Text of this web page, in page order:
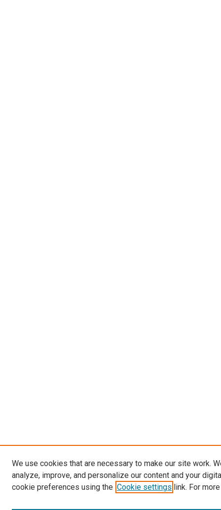
We use cookies that are necessary to make our site work.
analyze, improve, and personalize our content and your
cookie preferences using the Cookie settings link. For